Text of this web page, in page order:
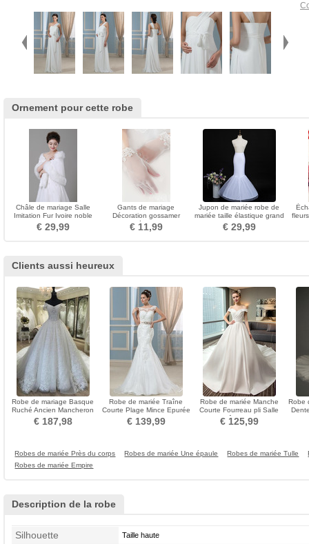
Ornement pour cette robe
Châle de mariage Salle
Imitation Fur Ivoire noble
Triangle Fourrure
€ 29,99
Gants de mariage
Décoration gossamer
Approprié Court blanc
Dentelle
€ 11,99
Jupon de mariée robe de
mariée taille élastique grand
jupon queue de poisson
€ 29,99
Clients aussi heureux
Robe de mariage Basque
Ruché Ancien Mancheron
A-ligne Lacez vers le haut
€ 187,98
Robe de mariée Traîne
Courte Plage Mince Epurée
Col Bateau Cristal
€ 139,99
Robe de mariée Manche
Courte Fourreau pli Salle
des fêtes A-ligne
€ 125,99
Robe
Robes de mariée Près du corps Robes de mariée Une épaule Robes de mariée Tulle
Robes de mariée Empire
Description de la robe
Silhouette Taille haute